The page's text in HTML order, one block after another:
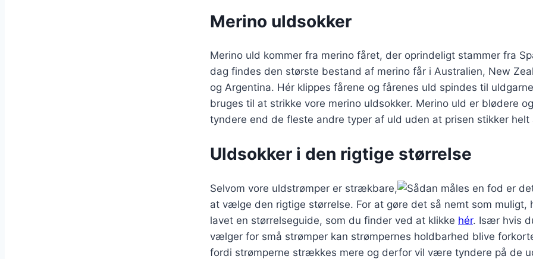
Merino uldsokker
Merino uld kommer fra merino fåret, der oprindeligt stammer fra
dag findes den største bestand af merino får i Australien, New
og Argentina. Hér klippes fårene og fårenes uld spindes til
bruges til at strikke vore merino uldsokker. Merino uld er blødere og
tyndere end de fleste andre typer af uld uden at prisen stikker helt
Uldsokker i den rigtige størrelse
Selvom vore uldstrømper er strækbare,
er
at vælge den rigtige størrelse. For at gøre det så nemt som muligt,
lavet en størrelseguide, som du finder ved at klikke hér. Især hvis
vælger for små strømper kan strømpernes holdbarhed blive
fordi strømperne strækkes mere og derfor vil være tyndere på de